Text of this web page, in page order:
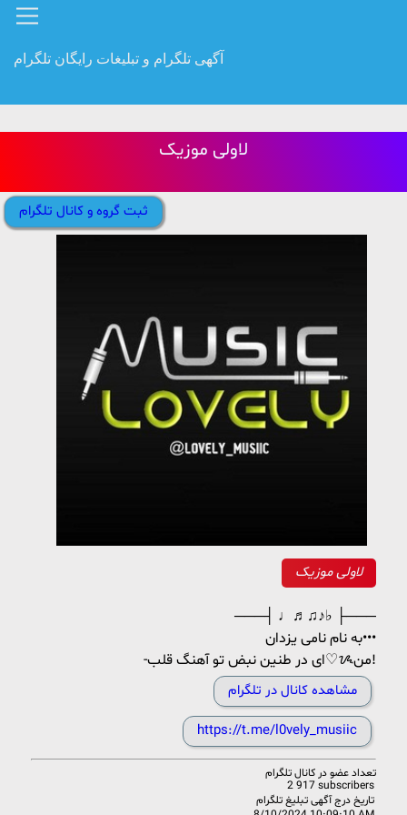
آگهی تلگرام و تبلیغات رایگان تلگرام
لاولی موزیک
ثبت گروه و کانال تلگرام
لاولی موزیک
───┤ ♩♬♫♪♭ ├───
به نام نامی یزدان•••
-ای در طنین نبض تو آهنگ قلب♡ᝰمن!
مشاهده کانال در تلگرام
https://t.me/l0vely_musiic
تعداد عضو در کانال تلگرام
2 917 subscribers
تاریخ درج آگهی تبلیغ تلگرام